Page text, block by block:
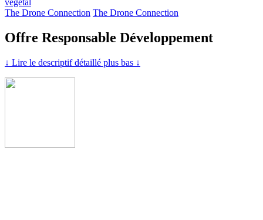
végétal
The Drone Connection The Drone Connection
Offre Responsable Développement
↓ Lire le descriptif détaillé plus bas ↓